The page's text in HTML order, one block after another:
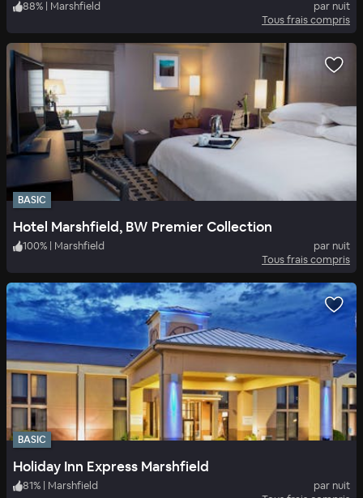
88% | Marshfield
par nuit
Tous frais compris
BASIC
Hotel Marshfield, BW Premier Collection
100% | Marshfield
par nuit
Tous frais compris
BASIC
Holiday Inn Express Marshfield
81% | Marshfield
par nuit